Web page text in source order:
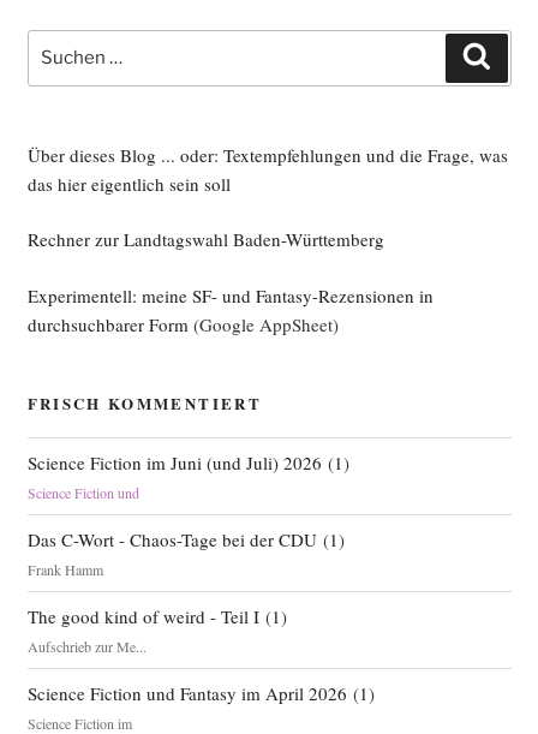
Suche
nach:
Über dieses Blog ... oder: Textempfehlungen und die Frage, was
das hier eigentlich sein soll
Rechner zur Landtagswahl Baden-Württemberg
Experimentell: meine SF- und Fantasy-Rezensionen in
durchsuchbarer Form (Google AppSheet)
FRISCH KOMMENTIERT
Science Fiction im Juni (und Juli) 2026 (1)
Science Fiction und
Das C-Wort - Chaos-Tage bei der CDU(1)
Frank Hamm
The good kind of weird - Teil I(1)
Aufschrieb zur Me...
Science Fiction und Fantasy im April 2026 (1)
Science Fiction im